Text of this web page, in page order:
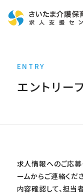
求人検索
就職・転職支援
ご利用の流れ
よくある質問
ENTRY
エントリー
求人情報へのご応募
ームからご連絡くだ
内容確認して、担当